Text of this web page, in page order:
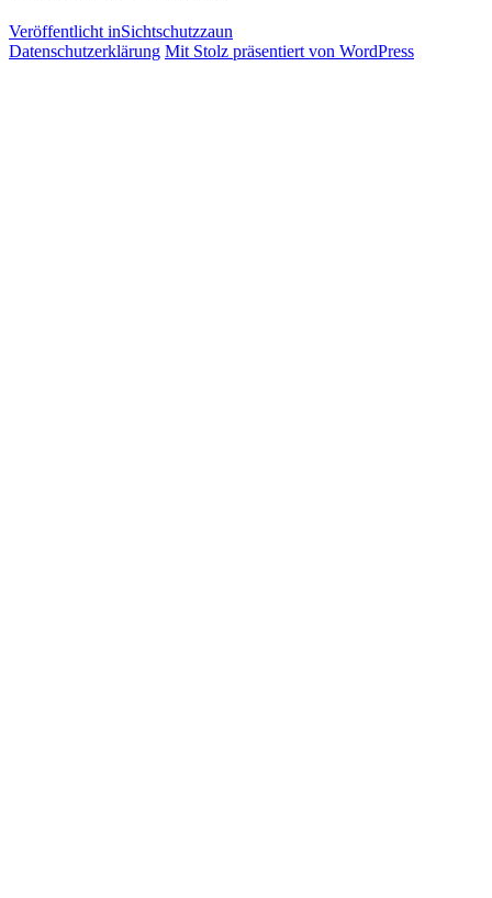
Veröffentlicht inSichtschutzzaun
Datenschutzerklärung Mit Stolz präsentiert von WordPress